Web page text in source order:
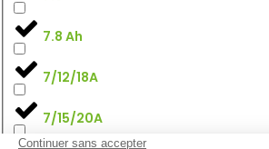
7.8 Ah
7/12/18A
7/15/20A